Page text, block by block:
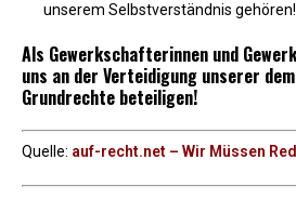
unserem Selbstverständnis gehören!
Als Gewerkschafterinnen und
uns an der Verteidigung unserer
Grundrechte beteiligen!
Quelle: auf-recht.net – Wir Müssen